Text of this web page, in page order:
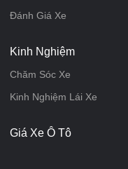
Đánh Giá Xe
Kinh Nghiệm
Chăm Sóc Xe
Kinh Nghiệm Lái Xe
Giá Xe Ô Tô